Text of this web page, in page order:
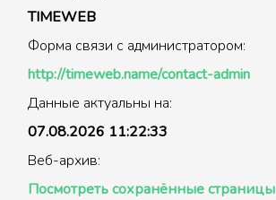
TIMEWEB
Форма связи с администратором:
http://timeweb.name/contact-admin
Данные актуальны на:
07.08.2026 11:22:33
Веб-архив:
Посмотреть сохранённые страницы